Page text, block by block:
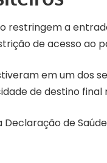
restringem a
de acesso ao
em um dos
de destino final
de